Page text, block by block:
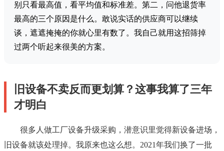
别只看最高值，看平均值和标准差。第二，问他退货率
最高的三个原因是什么。敢说实话的供应商可以继续
谈，遮遮掩掩的你就心里有数了。我自己就用这招筛掉
过两个听起来很美的方案。
旧设备不卖反而更划算？这事我算了三年
才明白
很多人做工厂设备升级采购，潜意识里觉得新设备进场，
旧设备就该处理掉。我原来也这么想。2021年我们换了一批